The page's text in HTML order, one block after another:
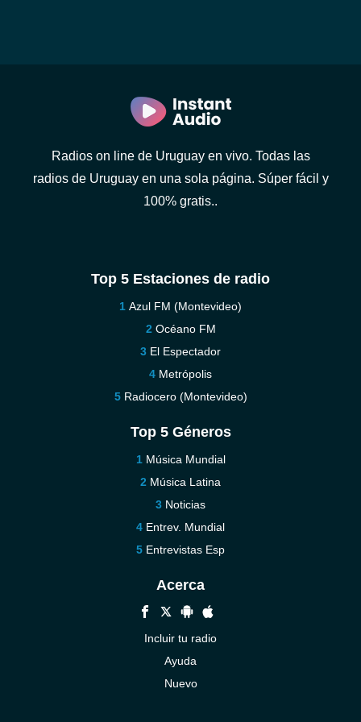
Radios on line de Uruguay en vivo. Todas las
radios de Uruguay en una sola página. Súper fácil y
100% gratis..
Top 5 Estaciones de radio
Azul FM (Montevideo)
Océano FM
El Espectador
Metrópolis
Radiocero (Montevideo)
Top 5 Géneros
Música Mundial
Música Latina
Noticias
Entrev. Mundial
Entrevistas Esp
Acerca
Incluir tu radio
Ayuda
Nuevo